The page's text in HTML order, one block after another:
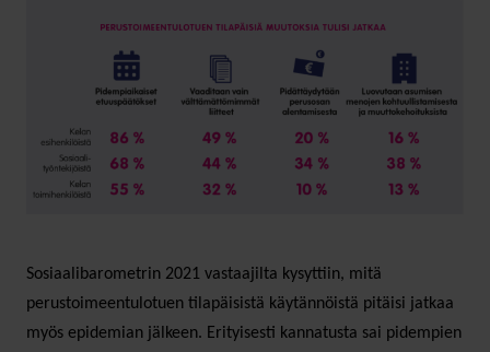
Sosiaalibarometrin 2021 vastaajilta kysyttiin, mitä
perustoimeentulotuen tilapäisistä käytännöistä pitäisi jatkaa
myös epidemian jälkeen. Erityisesti kannatusta sai pidempien